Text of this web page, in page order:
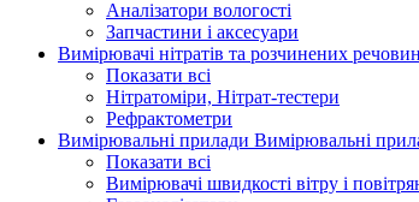
Аналізатори вологості
Запчастини і аксесуари
Вимірювачі нітратів та розчинених
Показати всі
Нітратоміри, Нітрат-тестери
Рефрактометри
Вимірювальні прилади Вимірювальні
Показати всі
Вимірювачі швидкості вітру і